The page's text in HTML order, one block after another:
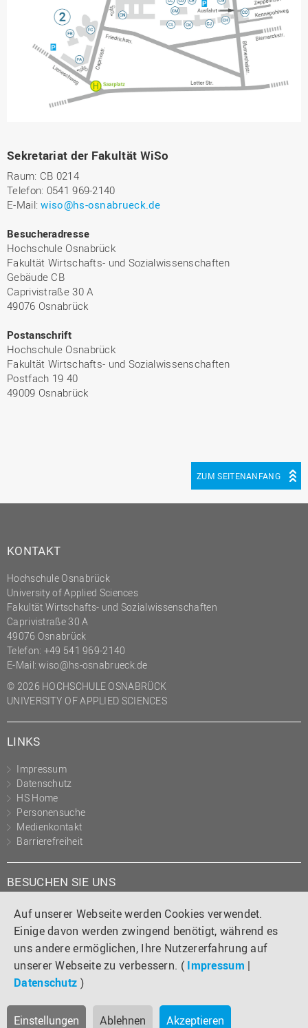
Auf unserer Webseite werden Cookies verwendet.
Einige davon werden zwingend benötigt, während es
uns andere ermöglichen, Ihre Nutzererfahrung auf
unserer Webseite zu verbessern. ( Impressum |
Datenschutz )
Einstellungen Ablehnen Akzeptieren
Sekretariat der Fakultät WiSo
Raum: CB 0214
Telefon: 0541 969-2140
E-Mail:wiso@hs-osnabrueck.de
Besucheradresse
Hochschule Osnabrück
Fakultät Wirtschafts- und Sozialwissenschaften
Gebäude CB
Caprivistraße 30 A
49076 Osnabrück
Postanschrift
Hochschule Osnabrück
Fakultät Wirtschafts- und Sozialwissenschaften
Postfach 19 40
49009 Osnabrück
ZUM SEITENANFANG
KONTAKT
Hochschule Osnabrück
University of Applied Sciences
Fakultät Wirtschafts- und Sozialwissenschaften
Caprivistraße 30 A
49076 Osnabrück
Telefon: +49 541 969-2140
E-Mail:wiso@hs-osnabrueck.de
© 2026 HOCHSCHULE OSNABRÜCK
UNIVERSITY OF APPLIED SCIENCES
LINKS
Impressum
Datenschutz
HS Home
Personensuche
Medienkontakt
Barrierefreiheit
BESUCHEN SIE UNS
Instagram
TiktokLinkedIn
YouTube
Facebook